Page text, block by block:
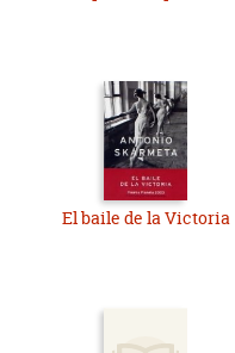
El baile de la Victoria